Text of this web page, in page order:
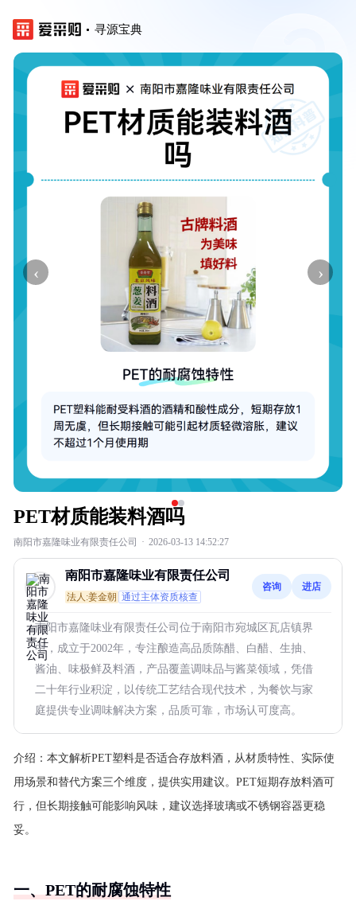
寻源宝典
‹ ›
PET材质能装料酒吗
南阳市嘉隆味业有限责任公司 · 2026-03-13 14:52:27
南阳市嘉隆味业有限责任公司
法人:姜金朝 通过主体资质核查
咨询 进店
南阳市嘉隆味业有限责任公司位于南阳市宛城区瓦店镇界
中，成立于2002年，专注酿造高品质陈醋、白醋、生抽、
酱油、味极鲜及料酒，产品覆盖调味品与酱菜领域，凭借
二十年行业积淀，以传统工艺结合现代技术，为餐饮与家
庭提供专业调味解决方案，品质可靠，市场认可度高。
介绍： 本文解析PET塑料是否适合存放料酒，从材质特性、实际使
用场景和替代方案三个维度，提供实用建议。PET短期存放料酒可
行，但长期接触可能影响风味，建议选择玻璃或不锈钢容器更稳
妥。
一、PET的耐腐蚀特性